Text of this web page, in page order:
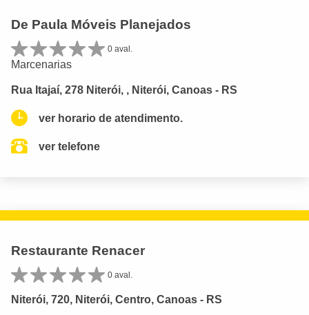
De Paula Móveis Planejados
0 aval.
Marcenarias
Rua Itajaí, 278 Niterói, , Niterói, Canoas - RS
ver horario de atendimento.
ver telefone
Restaurante Renacer
0 aval.
Niterói, 720, Niterói, Centro, Canoas - RS